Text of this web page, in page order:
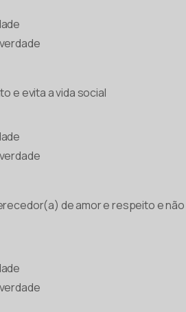
e evita a vida social
de amor e respeito e